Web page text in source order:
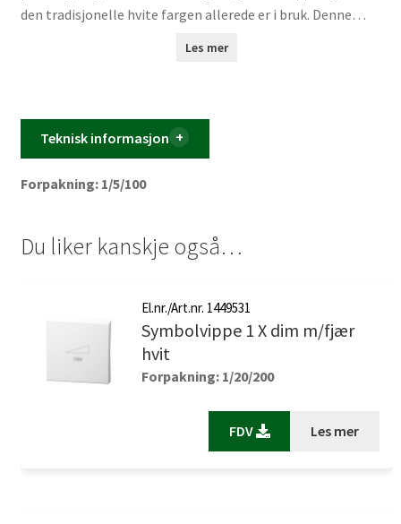
den tradisjonelle hvite fargen allerede er i bruk. Denne
Les mer
Teknisk informasjon
Forpakning: 1/5/100
Du liker kanskje også…
El.nr./Art.nr. 1449531
Symbolvippe 1 X dim m/fjær
hvit
Forpakning: 1/20/200
FDV Les mer